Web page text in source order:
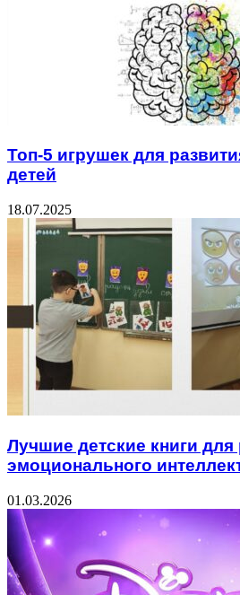
Топ-5 игрушек для
детей
18.07.2025
Лучшие детские книги для
эмоционального
01.03.2026